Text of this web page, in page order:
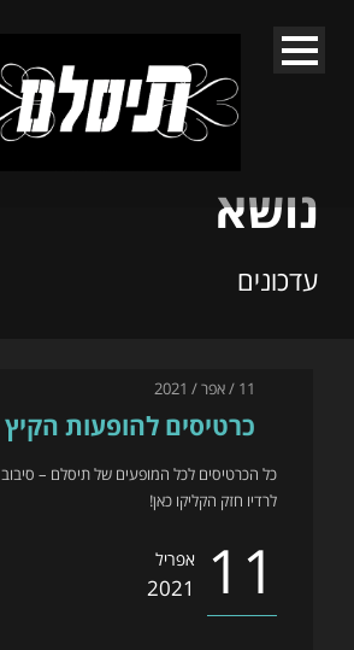
נושא
עדכונים
11 / אפר / 2021
כרטיסים להופעות הקיץ
כל הכרטיסים לכל המופעים של תיסלם –
לרדיו חזק הקליקו כאן!
11 אפריל
2021